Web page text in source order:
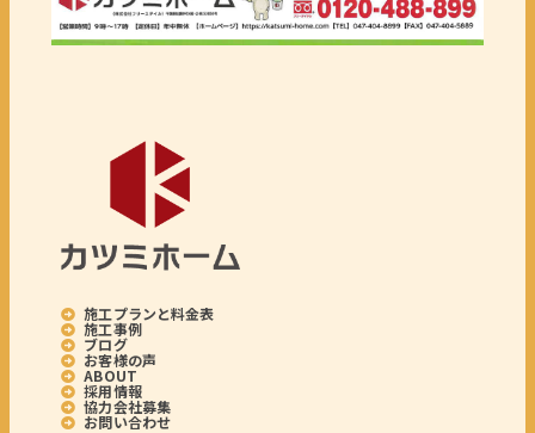
施工プランと料金表
施工事例
ブログ
お客様の声
ABOUT
採用情報
協力会社募集
お問い合わせ